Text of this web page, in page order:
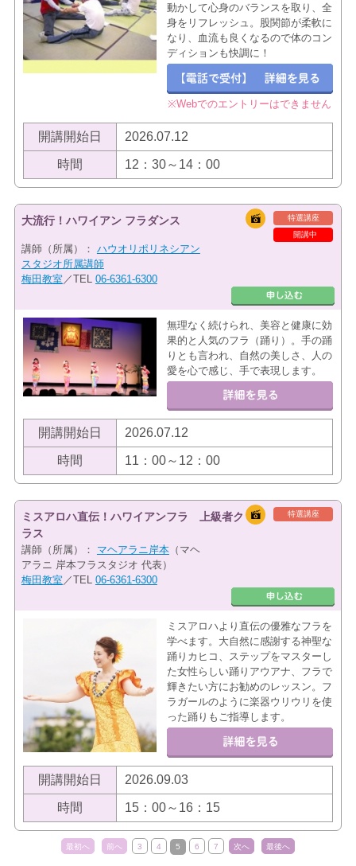
動かして心身のバランスを取り、全
身をリフレッシュ。股関節が柔軟に
なり、血流も良くなるので体のコン
ディションも快調に！
※Webでのエントリーはできません
開講開始日 2026.07.12
時間 12：30～14：00
特選講座
開講中
大流行！ハワイアン フラダンス
講師（所属）： ハウオリポリネシアン
スタジオ所属講師
梅田教室 ／TEL 06-6361-6300
無理なく続けられ、美容と健康に効
果的と人気のフラ（踊り）。手の踊
りとも言われ、自然の美しさ、人の
愛を心で感じ、手で表現します。
開講開始日 2026.07.12
時間 11：00～12：00
特選講座
ミスアロハ直伝！ハワイアンフラ 上級者ク
ラス
講師（所属）： マヘアラニ岸本（マヘ
アラニ 岸本フラスタジオ 代表）
梅田教室 ／TEL 06-6361-6300
ミスアロハより直伝の優雅なフラを
学べます。大自然に感謝する神聖な
踊りカヒコ、ステップをマスターし
た女性らしい踊りアウアナ、フラで
輝きたい方にお勧めのレッスン。フ
ラガールのように楽器ウリウリを使
った踊りもご指導します。
開講開始日 2026.09.03
時間 15：00～16：15
最初へ 前へ 3 4 5 6 7 次へ 最後へ